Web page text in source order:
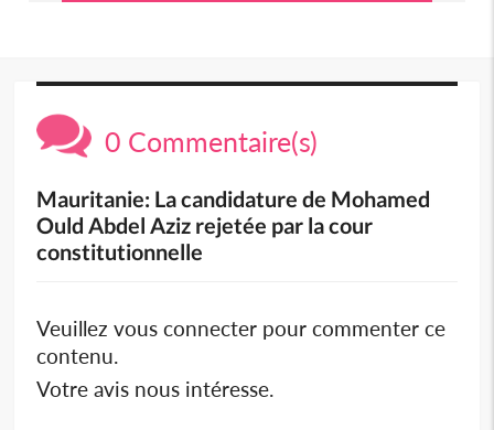
0 Commentaire(s)
Mauritanie: La candidature de Mohamed
Ould Abdel Aziz rejetée par la cour
constitutionnelle
Veuillez vous connecter pour commenter ce
contenu.
Votre avis nous intéresse.